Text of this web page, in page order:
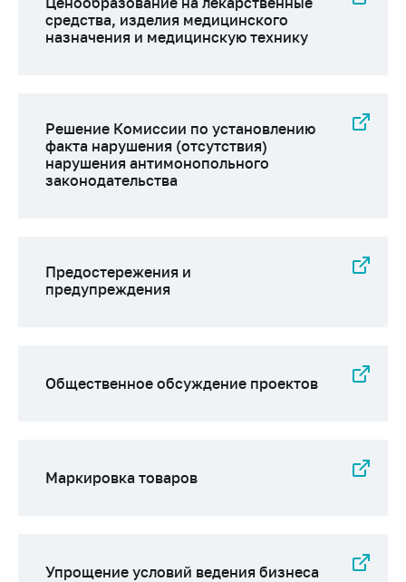
средства, изделия медицинского
назначения и медицинскую технику
Решение Комиссии по установлению
факта нарушения (отсутствия)
нарушения антимонопольного
законодательства
Предостережения и
предупреждения
Общественное обсуждение проектов
Маркировка товаров
Упрощение условий ведения бизнеса